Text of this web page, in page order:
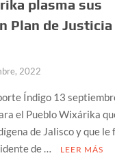
plasma sus
Plan de Justicia
2022
Índigo 13
el Pueblo Wixárika
de Jalisco y que le
de …
LEER MÁS